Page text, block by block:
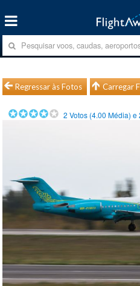
Regressar às Fotos Carregar
2 Votos (4.00 Média) e